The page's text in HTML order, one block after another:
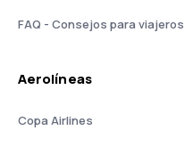
FAQ - Consejos para viajeros
Aerolíneas
Copa Airlines